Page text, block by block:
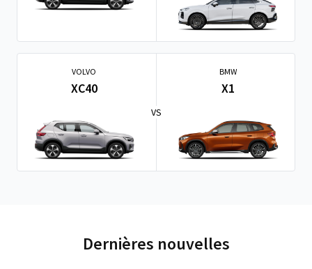
VOLVO
XC40
VS
BMW
X1
Dernières nouvelles